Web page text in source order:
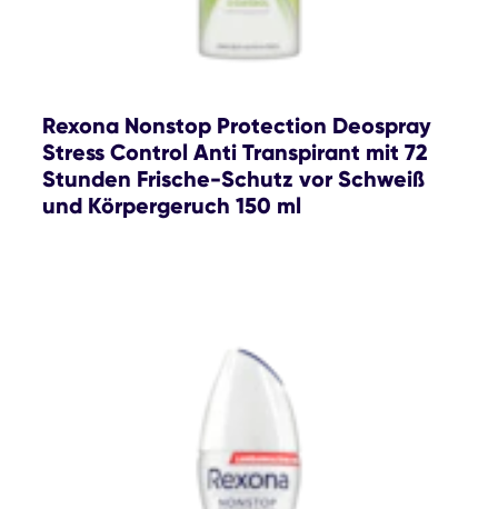
Rexona Nonstop Protection Deospray
Stress Control Anti Transpirant mit 72
Stunden Frische-Schutz vor Schweiß
und Körpergeruch 150 ml